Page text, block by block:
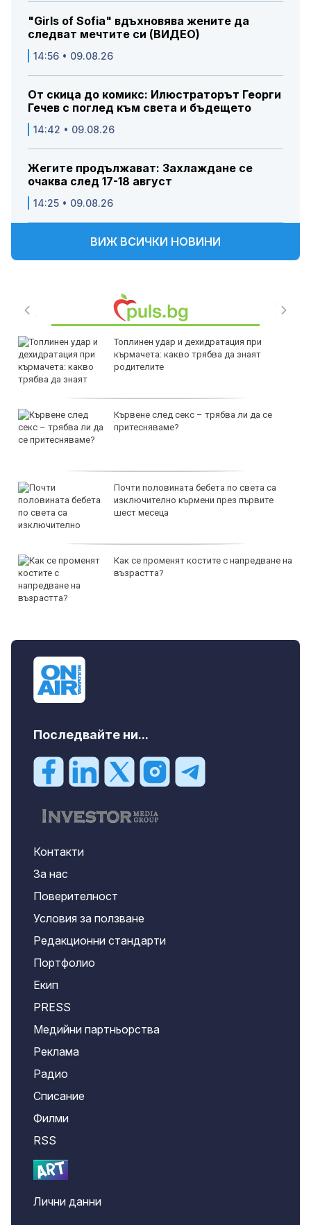
"Girls of Sofia" вдъхновява жените да
следват мечтите си (ВИДЕО)
14:56 • 09.08.26
От скица до комикс: Илюстраторът Георги
Гечев с поглед към света и бъдещето
14:42 • 09.08.26
Жегите продължават: Захлаждане се
очаква след 17-18 август
14:25 • 09.08.26
ВИЖ ВСИЧКИ НОВИНИ
Топлинен удар и дехидратация при
кърмачета: какво трябва да знаят
родителите
Кървене след секс – трябва ли да се
притесняваме?
Почти половината бебета по света са
изключително кърмени през първите
шест месеца
Как се променят костите с напредване на
възрастта?
Последвайте ни...
Контакти
За нас
Поверителност
Условия за ползване
Редакционни стандарти
Портфолио
Екип
PRESS
Медийни партньорства
Реклама
Радио
Списание
Филми
RSS
Лични данни